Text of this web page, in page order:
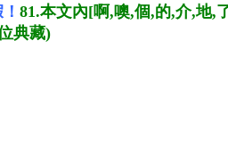
81.本文內[啊,噢,個,的,介,地,
典藏)